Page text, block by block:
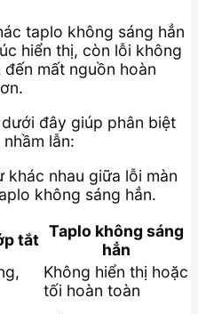
taplo không sáng hẳn
hiển thị, còn lỗi không
mất nguồn hoàn
đây giúp phân biệt
lẫn:
khác nhau giữa lỗi màn
không sáng hẳn.
tắt Taplo không sáng
hẳn
Không hiển thị hoặc
tối hoàn toàn